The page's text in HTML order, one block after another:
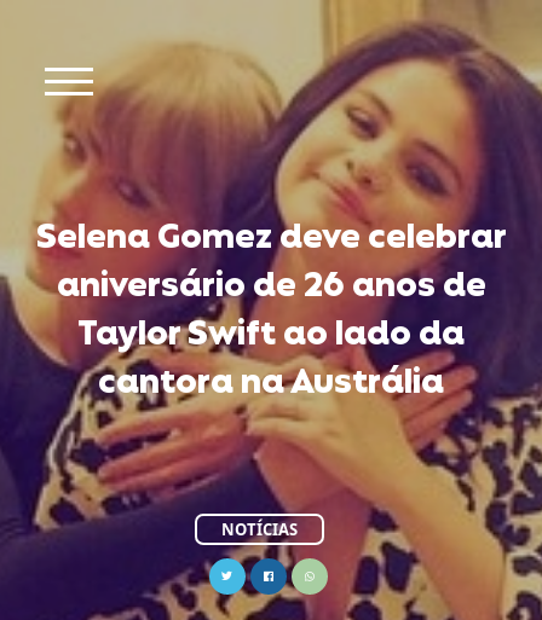
Selena Gomez deve celebrar
aniversário de 26 anos de
Taylor Swift ao lado da
cantora na Austrália
NOTÍCIAS